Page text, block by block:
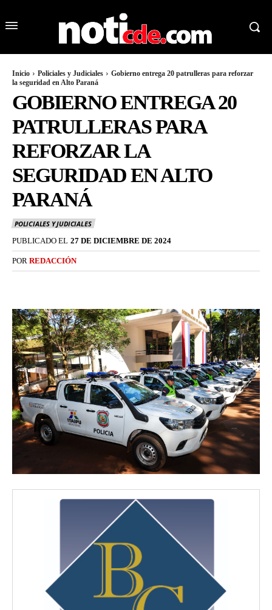
Inicio Policiales y Judiciales
Gobierno entrega 20 patrulleras para reforzar
la seguridad en Alto Paraná
GOBIERNO ENTREGA 20
PATRULLERAS PARA
REFORZAR LA
SEGURIDAD EN ALTO
PARANÁ
POLICIALES Y JUDICIALES
PUBLICADO EL 27 DE DICIEMBRE DE 2024
POR REDACCIÓN